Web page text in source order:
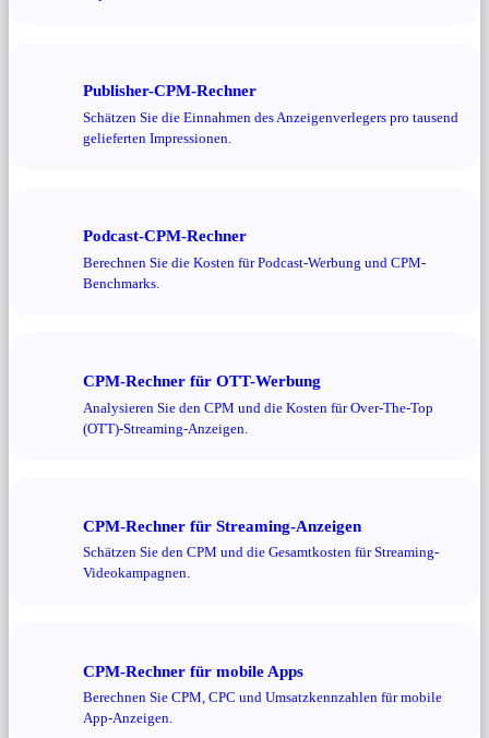
Publisher-CPM-Rechner
Schätzen Sie die Einnahmen des Anzeigenverlegers pro tausend
gelieferten Impressionen.
Podcast-CPM-Rechner
Berechnen Sie die Kosten für Podcast-Werbung und CPM-
Benchmarks.
CPM-Rechner für OTT-Werbung
Analysieren Sie den CPM und die Kosten für Over-The-Top
(OTT)-Streaming-Anzeigen.
CPM-Rechner für Streaming-Anzeigen
Schätzen Sie den CPM und die Gesamtkosten für Streaming-
Videokampagnen.
CPM-Rechner für mobile Apps
Berechnen Sie CPM, CPC und Umsatzkennzahlen für mobile
App-Anzeigen.